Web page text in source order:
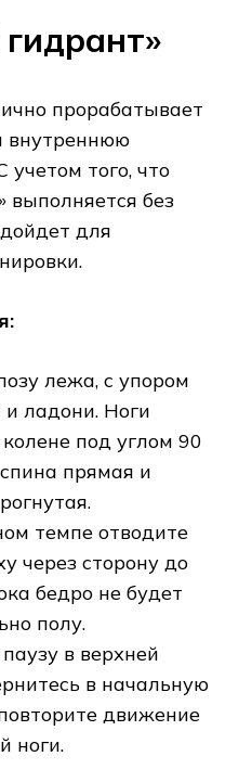
прорабатывает
внутреннюю
учетом того, что
без
для
лежа, с упором
и ладони. Ноги
под углом 90
прямая и
темпе отводите
через сторону до
бедро не будет
полу.
в верхней
в начальную
движение
ноги.